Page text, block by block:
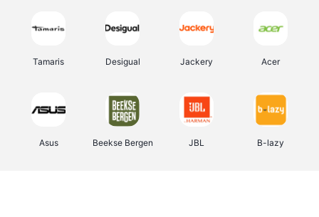
Tamaris Desigual Jackery Acer
Asus Beekse Bergen JBL B-lazy